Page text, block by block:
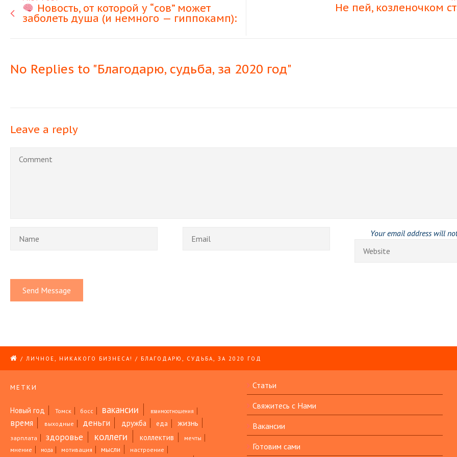
Новость, от которой у “сов” может
заболеть душа (и немного — гиппокамп):
Не пей, козленочком
No Replies to "Благодарю, судьба, за 2020 год"
Leave a reply
Your email address will
/ ЛИЧНОЕ, НИКАКОГО БИЗНЕСА! / БЛАГОДАРЮ, СУДЬБА, ЗА 2020 ГОД
МЕТКИ
Новый год Томск босс вакансии взаимоотношения
время выходные деньги дружба еда жизнь
зарплата здоровье коллеги коллектив
мечты
мнение
мода мотивация мысли настроение
Статьи
Свяжитесь с Нами
Вакансии
Готовим сами